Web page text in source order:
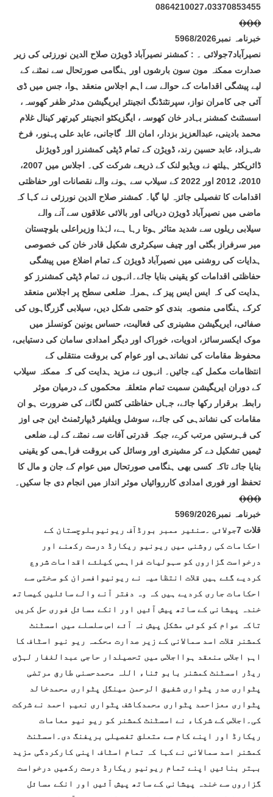
0864210027،03370853455
﴾﴿﴾﴿﴾﴿
خبرنامہ نمبر5968/2026
نصیرآباد7جولائی ۔ : کمشنر نصیرآباد ڈویژن صلاح الدین نورزئی کی زیر
صدارت ممکنہ مون سون بارشوں اور ہنگامی صورتحال سے نمٹنے کے
لیے پیشگی اقدامات کے حوالے سے اہم اجلاس منعقد ہوا، جس میں ڈی
آئی جی کامران نواز، سپرنٹنڈنگ انجینئر ایریگیشن مدثر ظفر کھوسہ،
اسسٹنٹ کمشنر بہادر خان کھوسہ، ایگزیکٹو انجینئر کیرتھر کینال غلام
محمد بادینی، عبدالعزیز بزدار، امان اللہ گاجانی، عابد علی پہنور، فرخ
شہزاد، عابد حسین رند، ڈویڑن کے تمام ڈپٹی کمشنرز اور ڈویژنل
ڈائریکٹر ہیلتھ نے ویڈیو لنک کے ذریعے شرکت کی۔ اجلاس میں 2007،
2010، 2012 اور 2022 کے سیلاب سے ہونے والے نقصانات اور حفاظتی
اقدامات کا تفصیلی جائزہ لیا گیا۔ کمشنر صلاح الدین نورزئی نے کہا کہ
ماضی میں نصیرآباد ڈویژن دریائی اور بالائی علاقوں سے آنے والے
سیلابی ریلوں سے شدید متاثر ہوتا رہا ہے، لہٰذا وزیراعلی بلوچستان
میر سرفراز بگٹی اور چیف سیکرٹری شکیل قادر خان کی خصوصی
ہدایات کی روشنی میں نصیرآباد ڈویژن کے تمام اضلاع میں پیشگی
حفاظتی اقدامات کو یقینی بنایا جائے۔انہوں نے تمام ڈپٹی کمشنرز کو
ہدایت کی کہ ایس ایس پیز کے ہمراہ ضلعی سطح پر اجلاس منعقد
کرکے ہنگامی منصوبہ بندی کو حتمی شکل دیں، سیلابی گزرگاہوں کی
صفائی، ایریگیشن مشینری کی فعالیت، حساس یونین کونسلز میں
موک ایکسرسائز، ادویات، خوراک اور دیگر امدادی سامان کی دستیابی،
محفوظ مقامات کی نشاندہی اور عوام کی بروقت منتقلی کے
انتظامات مکمل کیے جائیں۔ انہوں نے مزید ہدایت کی کہ ممکنہ سیلاب
کے دوران ایریگیشن سمیت تمام متعلقہ محکموں کے درمیان موثر
رابطہ برقرار رکھا جائے، جہاں حفاظتی کٹس لگانے کی ضرورت ہو ان
مقامات کی نشاندہی کی جائے، سوشل ویلفیئر ڈیپارٹمنٹ این جی اوز
کی فہرستیں مرتب کرے، جبکہ قدرتی آفات سے نمٹنے کے لیے ضلعی
ٹیمیں تشکیل دے کر مشینری اور وسائل کی بروقت فراہمی کو یقینی
بنایا جائے تاکہ کسی بھی ہنگامی صورتحال میں عوام کے جان و مال کا
تحفظ اور فوری امدادی کارروائیاں موثر انداز میں انجام دی جا سکیں۔
﴾﴿﴾﴿﴾﴿
خبرنامہ نمبر5969/2026
قلات 7جولائی ۔سنئیر ممبر بورڈآف ریونیوبلوچستان کے
احکامات کی روشنی میں ریونیو ریکارڈ درست رکھنے اور
درخواست گزاروں کو سہولیات فراہمی کیلئے اقدامات شروع
کردیے گئے ہیں قلات انتظامیہ نے ریونیوافسران کو سختی سے
احکامات جاری کردیے ہیں کہ وہ دفتر آنے والے سائلیں کیساتھ
خندہ پیشانی کے ساتھ پیش آئیں اور انکے مسائل فوری حل کریں
تاکہ عوام کو کوئی مشکل پیش نہ آئے اس سلسلے میں اسسٹنٹ
کمشنر قلات اسد سمالانی کے زیر صدارت محکمہ ریو نیو اسٹاف کا
اہم اجلاس منعقد ہوااجلاس میں تحصیلدار حاجی عبدالغفار لہڑی
ریڈر اسسٹنٹ کمشنر بابو ثناء اللہ محمدحسنی طارق مرتضی
پٹواری صدر پٹواری شفیق الرحمن مینگل پٹواری محمدخالد
پٹواری معزاحمد پٹواری محمدکاشف پٹواری نعیم احمد نے شرکت
کی۔اجلاس کے شرکاء نے اسسٹنٹ کمشنر کو ریو نیو معامات
ریکارڈ اور اپنے کام سے متعلق تفصیلی بریفنگ دی۔اسسٹنٹ
کمشنر اسد سمالانی نے کہا کہ تمام اسٹاف اپنی کارکردگی مزید
بہتر بنائیں اپنے تمام ریونیو ریکارڈ درست رکھیں درخواست
گزاروں سے خندہ پیشانی کے ساتھ پیش آئیں اور انکے مسائل